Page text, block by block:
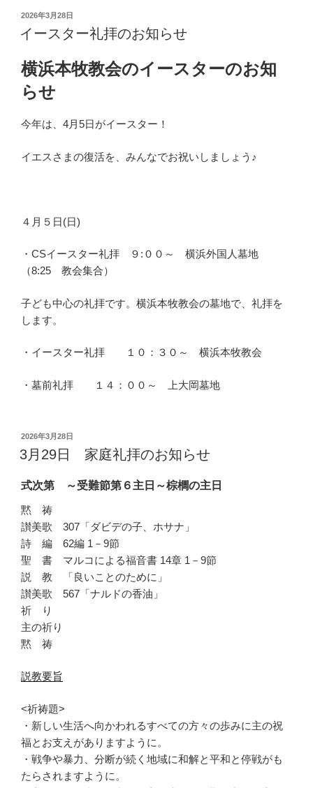
投
日:
2026年3月28日
イースター礼拝のお知らせ
横浜本牧教会のイースターのお知
らせ
今年は、4月5日がイースター！
イエスさまの復活を、みんなでお祝いしましょう♪
４月５日(日)
・CSイースター礼拝 ９:００～ 横浜外国人墓地
（8:25 教会集合）
子ども中心の礼拝です。横浜本牧教会の墓地で、礼拝を
します。
・イースター礼拝 １０：３０～ 横浜本牧教会
・墓前礼拝 １４：００～ 上大岡墓地
投
稿
日:
2026年3月28日
3月29日 家庭礼拝のお知らせ
式次第 ～受難節第６主日～棕櫚の主日
黙 祷
讃美歌 307「ダビデの子、ホサナ」
詩 編 62編 1－9節
聖 書 マルコによる福音書 14章 1－9節
説 教 「良いことのために」
讃美歌 567「ナルドの香油」
祈 り
主の祈り
黙 祷
説教要旨
<祈祷題>
・新しい生活へ向かわれるすべての方々の歩みに主の祝
福とお支えがありますように。
・戦争や暴力、分断が続く地域に和解と平和と停戦がも
たらされますように。